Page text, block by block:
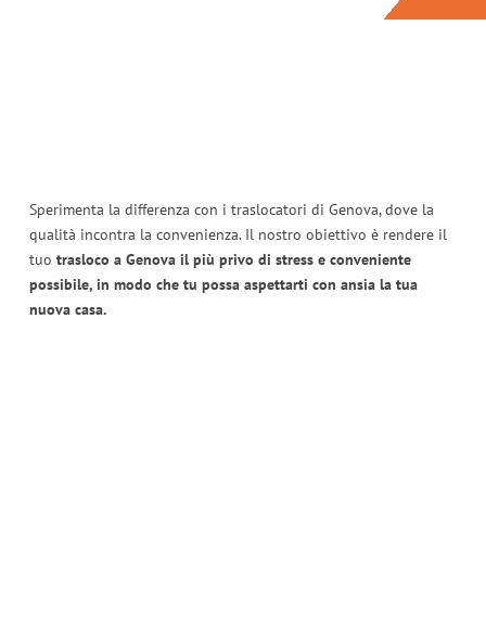
Sperimenta la differenza con i traslocatori di Genova, dove la
qualità incontra la convenienza. Il nostro obiettivo è rendere il
tuo trasloco a Genova il più privo di stress e conveniente
possibile, in modo che tu possa aspettarti con ansia la tua
nuova casa.